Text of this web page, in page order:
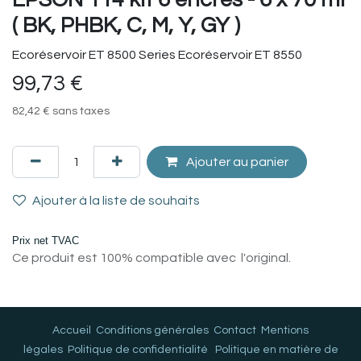
( BK, PHBK, C, M, Y, GY )
Ecoréservoir ET 8500 Series Ecoréservoir ET 8550
99,73 €
82,42 € sans taxes
Ajouter au panier
Ajouter à la liste de souhaits
Prix net TVAC
Ce produit est 100% compatible avec l'original.
Accueil Conditions générales Contact Mentions
légales Politique de confidentialité Politique en matière de